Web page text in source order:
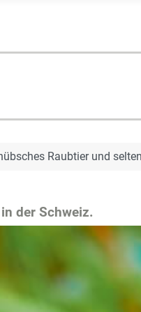
Raubtier und
der Schweiz.